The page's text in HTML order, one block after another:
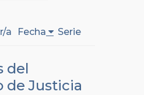
a Fecha Serie
del
de Justicia